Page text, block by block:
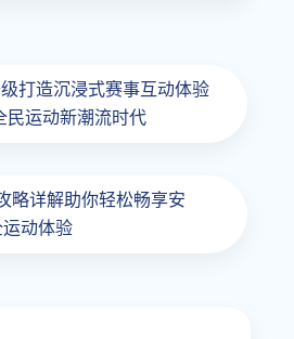
打造沉浸式赛事互动体验
民运动新潮流时代
略详解助你轻松畅享安
动体验